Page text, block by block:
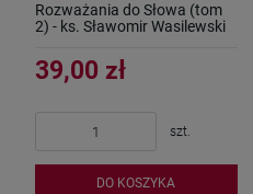
Rozważania do Słowa (tom
2) - ks. Sławomir Wasilewski
39,00 zł
szt.
DO KOSZYKA